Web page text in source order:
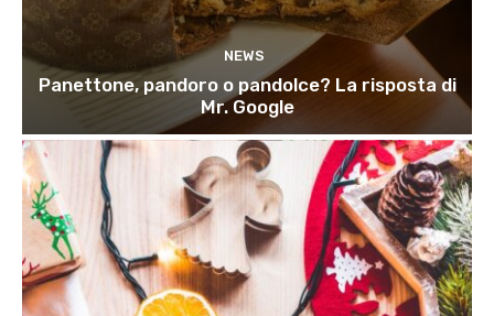
NEWS
Panettone, pandoro o pandolce? La risposta di
Mr. Google